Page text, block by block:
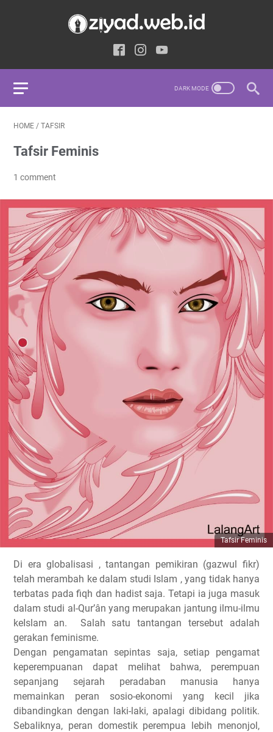
HOME / TAFSIR
Tafsir Feminis
1 comment
Tafsir Feminis
Di era globalisasi , tantangan pemikiran (gazwul fikr)
telah merambah ke dalam studi Islam , yang tidak hanya
terbatas pada fiqh dan hadist saja. Tetapi ia juga masuk
dalam studi al-Qur’ân yang merupakan jantung ilmu-ilmu
keIslam an. Salah satu tantangan tersebut adalah
gerakan feminisme.
Dengan pengamatan sepintas saja, setiap pengamat
keperempuanan dapat melihat bahwa, perempuan
sepanjang sejarah peradaban manusia hanya
memainkan peran sosio-ekonomi yang kecil jika
dibandingkan dengan laki-laki, apalagi dibidang politik.
Sebaliknya, peran domestik perempua lebih menonjol,